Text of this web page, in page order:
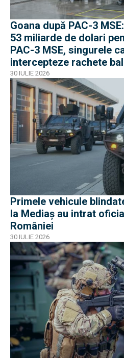
Goana după PAC-3
53 miliarde de dolari
PAC-3 MSE, singurele
intercepteze rachete
30 IULIE 2026
Primele vehicule
la Mediaș au intrat
României
30 IULIE 2026